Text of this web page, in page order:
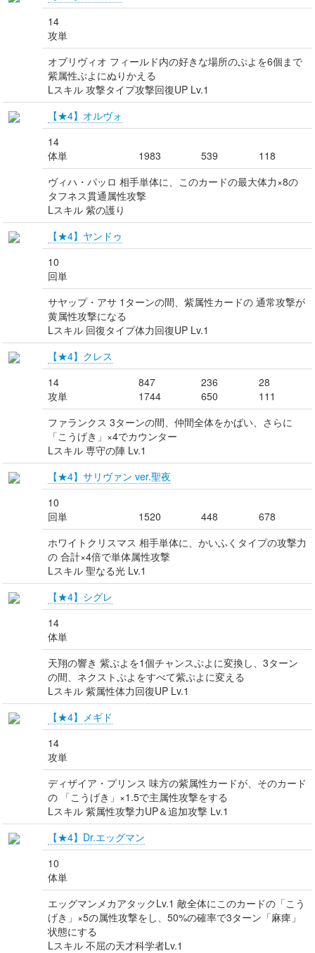
14
攻単
オブリヴィオ フィールド内の好きな場所のぷよを6個まで
紫属性ぷよにぬりかえる
Lスキル 攻撃タイプ攻撃回復UP Lv.1
【★4】オルヴォ
14
体単
1983 539
118
ヴィハ・パッロ 相手単体に、このカードの最大体力×8の
タフネス貫通属性攻撃
Lスキル 紫の護り
【★4】ヤンドゥ
10
回単
サヤップ・アサ 1ターンの間、紫属性カードの 通常攻撃が
黄属性攻撃になる
Lスキル 回復タイプ体力回復UP Lv.1
【★4】クレス
14
攻単
847
1744
236
650
28
111
ファランクス 3ターンの間、仲間全体をかばい、さらに
「こうげき」×4でカウンター
Lスキル 専守の陣 Lv.1
【★4】サリヴァン ver.聖夜
10
回単
1520 448
678
ホワイトクリスマス 相手単体に、かいふくタイプの攻撃力
の 合計×4倍で単体属性攻撃
Lスキル 聖なる光 Lv.1
【★4】シグレ
14
体単
天翔の響き 紫ぷよを1個チャンスぷよに変換し、3ターン
の間、ネクストぷよをすべて紫ぷよに変える
Lスキル 紫属性体力回復UP Lv.1
【★4】メギド
14
攻単
ディザイア・プリンス 味方の紫属性カードが、そのカード
の 「こうげき」×1.5で主属性攻撃をする
Lスキル 紫属性攻撃力UP＆追加攻撃 Lv.1
【★4】Dr.エッグマン
10
体単
エッグマンメカアタックLv.1 敵全体にこのカードの「こう
げき」×5の属性攻撃をし、50%の確率で3ターン「麻痺」
状態にする
Lスキル 不屈の天才科学者Lv.1